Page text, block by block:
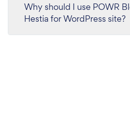
Why should I use POWR
Hestia for WordPress site?